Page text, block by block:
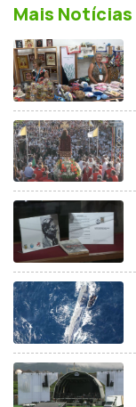
Mais Notícias